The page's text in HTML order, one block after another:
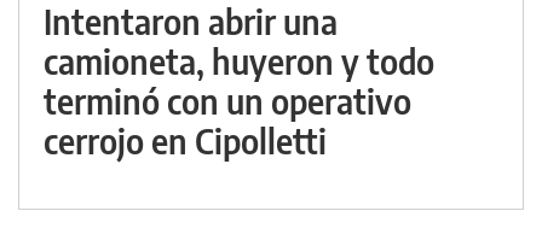
Intentaron abrir una
camioneta, huyeron y todo
terminó con un operativo
cerrojo en Cipolletti